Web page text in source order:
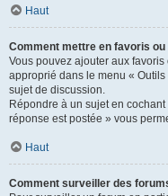
Haut
Comment mettre en favoris
Vous pouvez ajouter aux
approprié dans le menu «
sujet de discussion.
Répondre à un sujet en
réponse est postée » vous
Haut
Comment surveiller des